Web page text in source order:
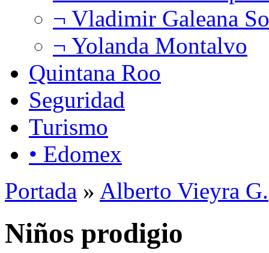
¬ Vladimir Galeana
¬ Yolanda Montalvo
Quintana Roo
Seguridad
Turismo
• Edomex
Portada » Alberto Vieyra G.
Niños prodigio